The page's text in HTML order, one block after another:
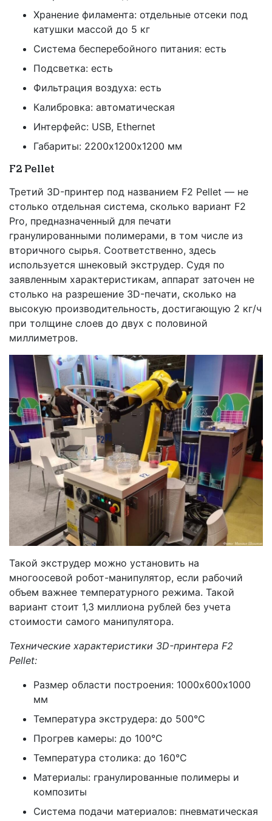
Хранение филамента: отдельные отсеки под
катушки массой до 5 кг
Система бесперебойного питания: есть
Подсветка: есть
Фильтрация воздуха: есть
Калибровка: автоматическая
Интерфейс: USB, Ethernet
Габариты: 2200х1200х1200 мм
F2 Pellet
Третий 3D-принтер под названием F2 Pellet — не
столько отдельная система, сколько вариант F2
Pro, предназначенный для печати
гранулированными полимерами, в том числе из
вторичного сырья. Соответственно, здесь
используется шнековый экструдер. Судя по
заявленным характеристикам, аппарат заточен не
столько на разрешение 3D-печати, сколько на
высокую производительность, достигающую 2 кг/ч
при толщине слоев до двух с половиной
миллиметров.
Такой экструдер можно установить на
многоосевой робот-манипулятор, если рабочий
объем важнее температурного режима. Такой
вариант стоит 1,3 миллиона рублей без учета
стоимости самого манипулятора.
Технические характеристики 3D-принтера F2
Pellet:
Размер области построения: 1000х600х1000
мм
Температура экструдера: до 500°С
Прогрев камеры: до 100°С
Температура столика: до 160°С
Материалы: гранулированные полимеры и
композиты
Система подачи материалов: пневматическая